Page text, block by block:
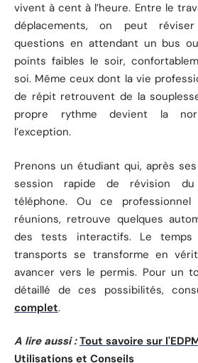
vivent à cent à l’heure. Entre le
déplacements, on peut
questions en attendant un bus
points faibles le soir,
soi. Même ceux dont la vie
de répit retrouvent de la
propre rythme devient la
l’exception.
Prenons un étudiant qui, après
session rapide de révision
téléphone. Ou ce
réunions, retrouve quelques
des tests interactifs. Le temps
transports se transforme en
avancer vers le permis. Pour un
détaillé de ces possibilités,
complet.
A lire aussi : Tout savoire sur
Utilisations et Conseils